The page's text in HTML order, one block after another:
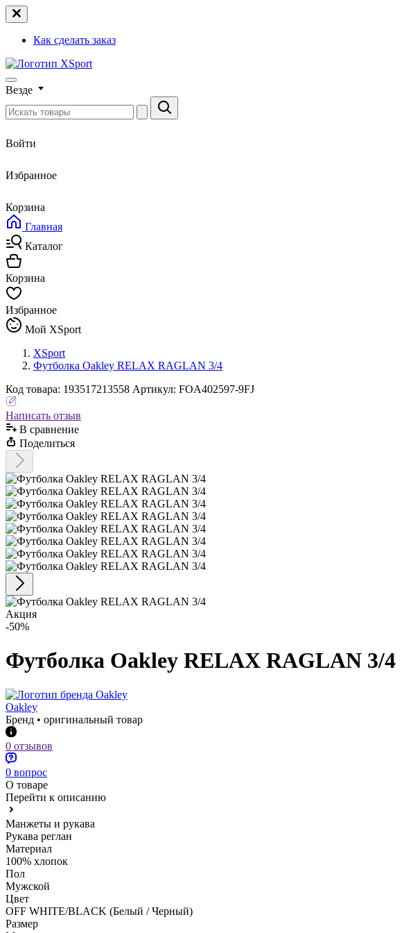
Как сделать заказ
Везде
Войти
Избранное
Корзина
Главная
Каталог
Корзина
Избранное
Мой XSport
XSport
Футболка Oakley RELAX RAGLAN 3/4
Код товара: 193517213558 Артикул: FOA402597-9FJ
Написать отзыв
В сравнениe
Поделиться
Акция
-50%
Футболка Oakley RELAX RAGLAN 3/4
Oakley
Бренд • оригинальный товар
0 отзывов
0 вопрос
О товаре
Перейти к описанию
Манжеты и рукава
Рукава реглан
Материал
100% хлопок
Пол
Мужской
Цвет
OFF WHITE/BLACK (Белый / Черный)
Размер